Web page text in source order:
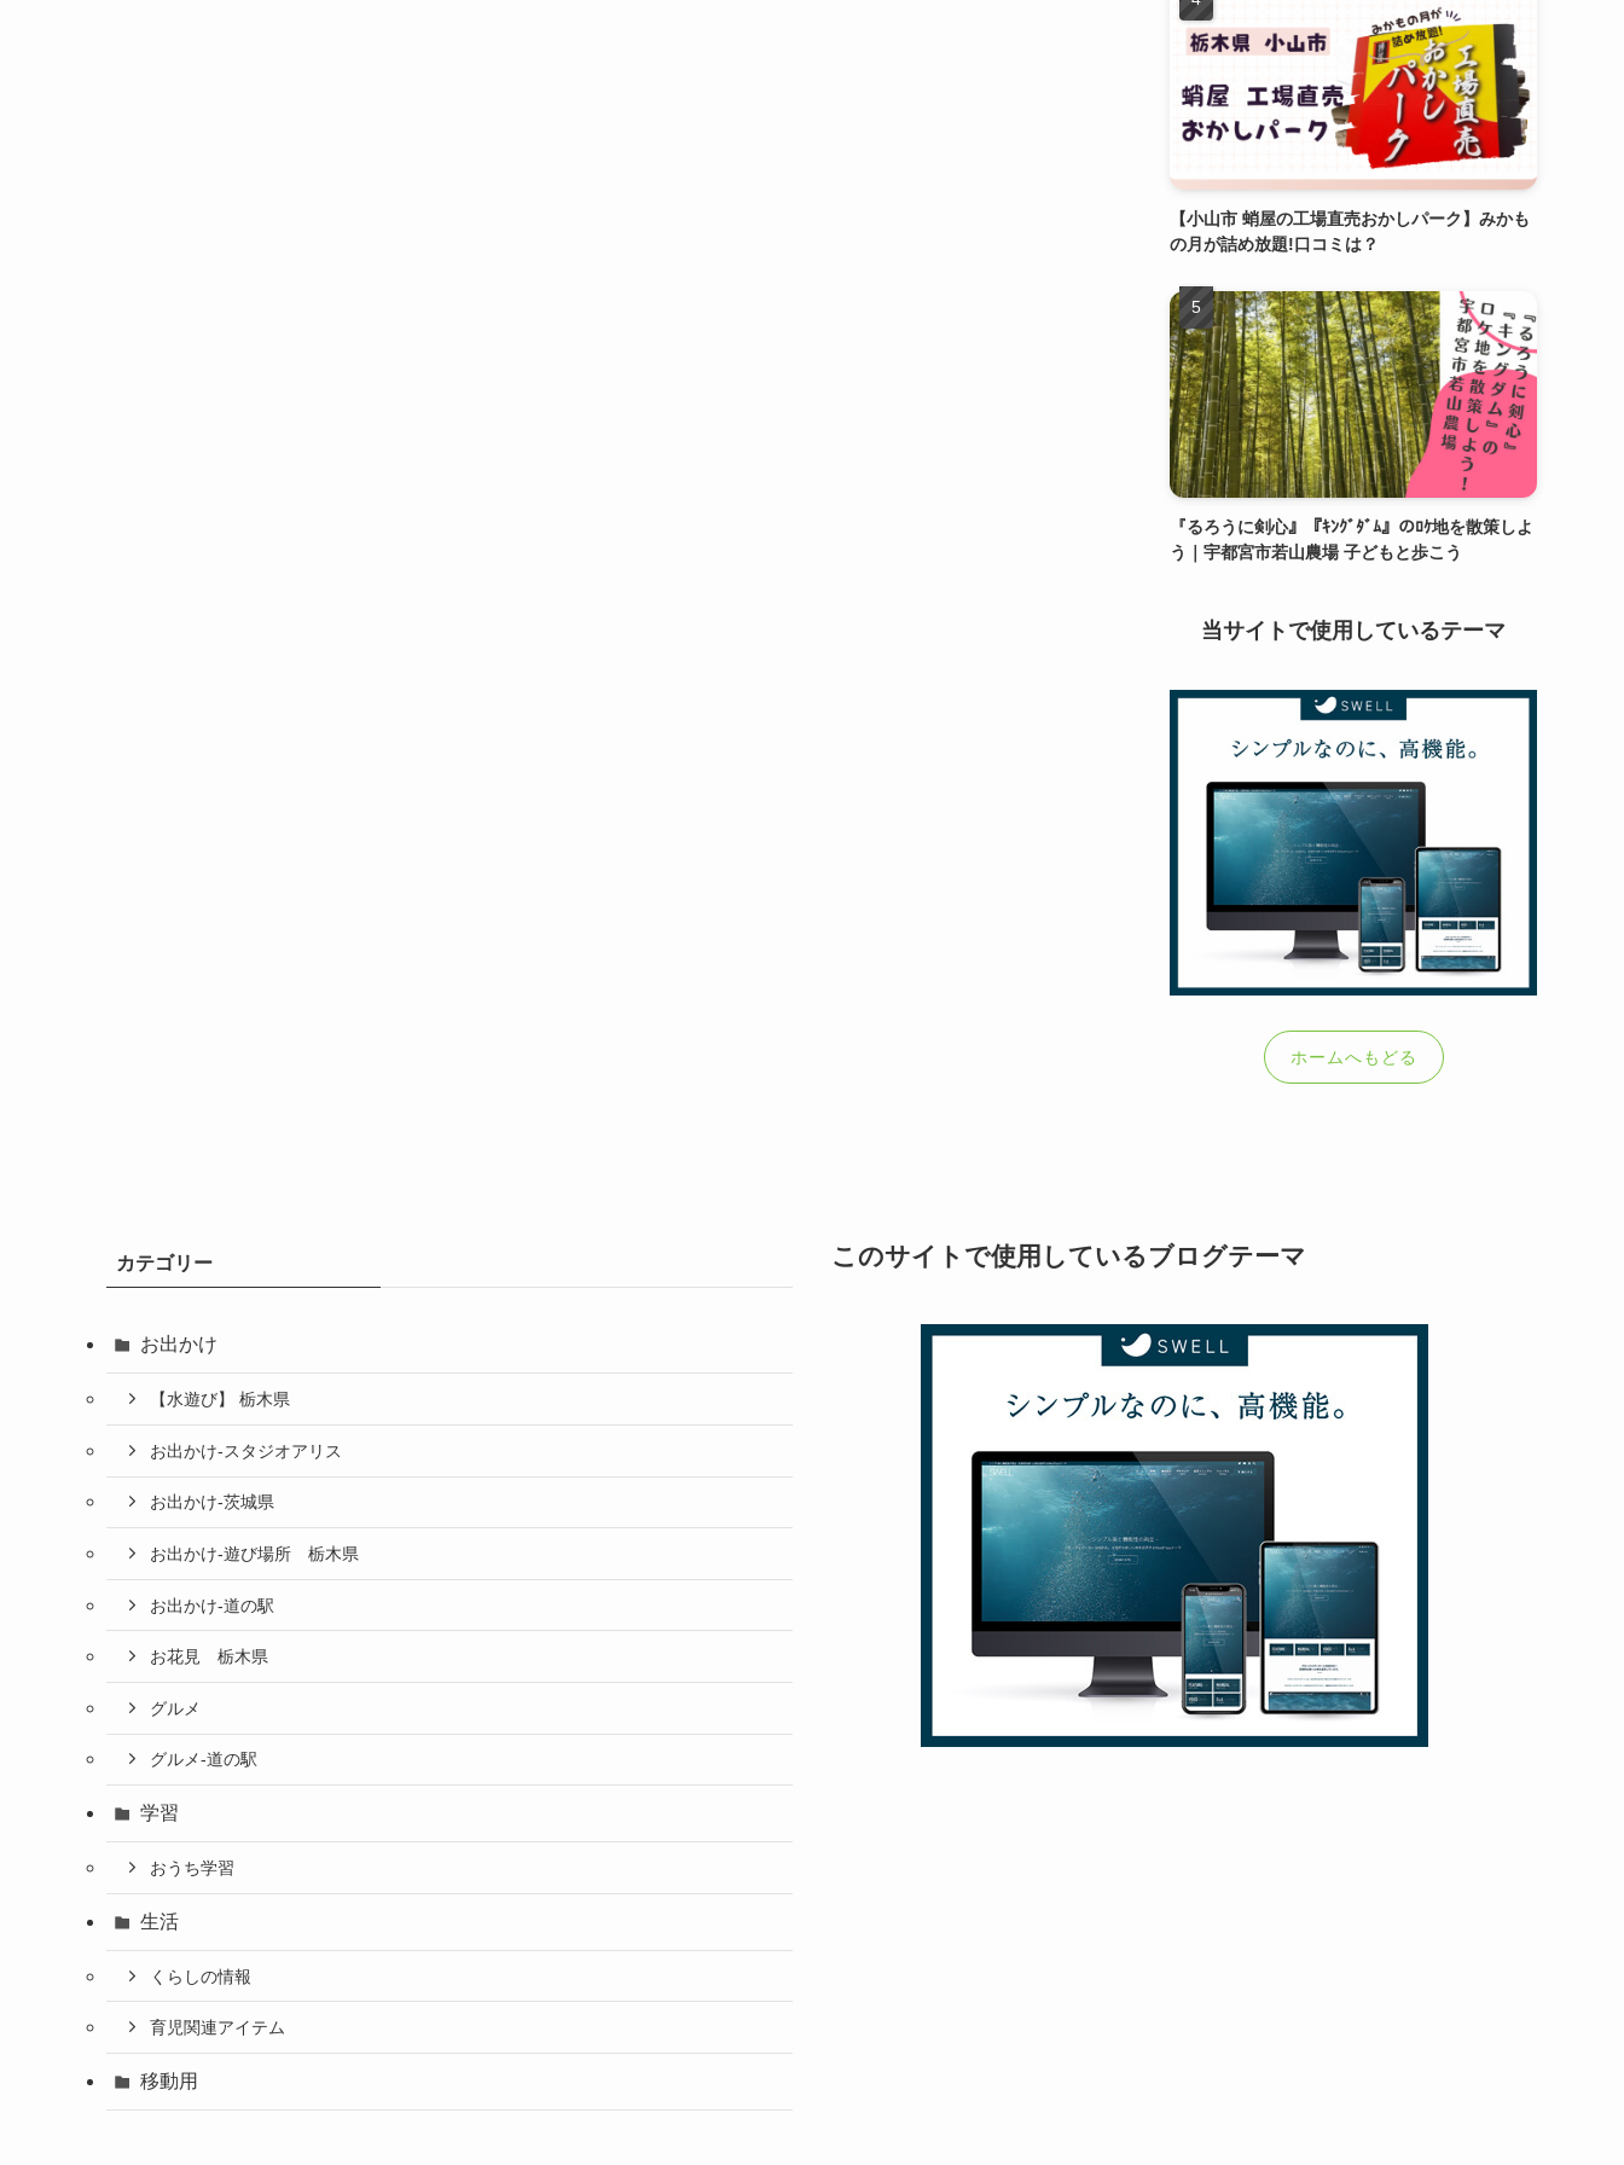
【小山市 蛸屋の工場直売おかしパーク】みかも
の月が詰め放題!口コミは？
『るろうに剣心』『ｷﾝｸﾞﾀﾞﾑ』のﾛｹ地を散策しよ
う｜宇都宮市若山農場 子どもと歩こう
当サイトで使用しているテーマ
ホームへもどる
カテゴリー
お出かけ
【水遊び】 栃木県
お出かけ-スタジオアリス
お出かけ-茨城県
お出かけ-遊び場所 栃木県
お出かけ-道の駅
お花見 栃木県
グルメ
グルメ-道の駅
学習
おうち学習
生活
くらしの情報
育児関連アイテム
移動用
このサイトで使用しているブログテーマ